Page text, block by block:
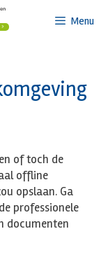
Menu
of toch de
offline
opslaan. Ga
professionele
documenten